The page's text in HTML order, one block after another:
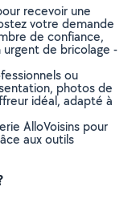
recevoir une
votre demande
de confiance,
de bricolage -
ou
photos de
idéal, adapté à
AlloVoisins pour
aux outils